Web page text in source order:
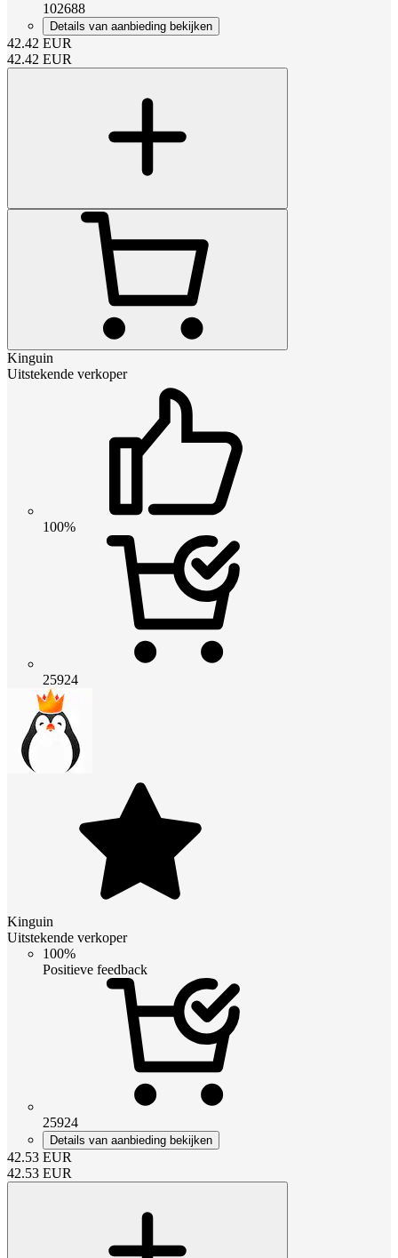
102688
Details van aanbieding bekijken
42.42 EUR
42.42 EUR
Kinguin
Uitstekende verkoper
100%
25924
Kinguin
Uitstekende verkoper
100%
Positieve feedback
25924
Details van aanbieding bekijken
42.53 EUR
42.53 EUR